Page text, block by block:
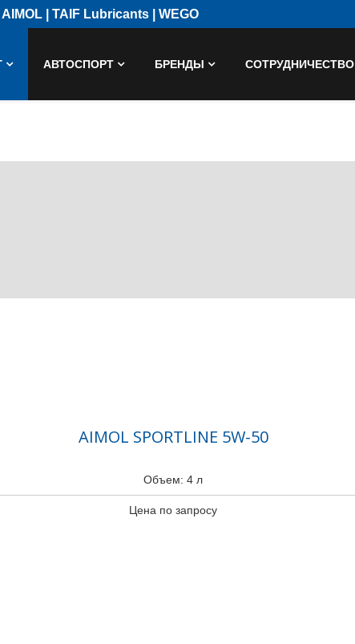
AIMOL | TAIF Lubricants | WEGO
АВТОСПОРТ БРЕНДЫ СОТРУДНИЧЕСТВО
AIMOL SPORTLINE 5W-50
Объем: 4 л
Цена по запросу